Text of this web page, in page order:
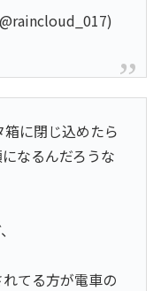
に閉じ込めたら
なるんだろうな
てる方が電車の